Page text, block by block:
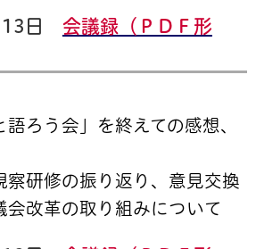
13日 会議録（ＰＤＦ形
ろう会」を終えての感想、
研修の振り返り、意見交換
革の取り組みについて